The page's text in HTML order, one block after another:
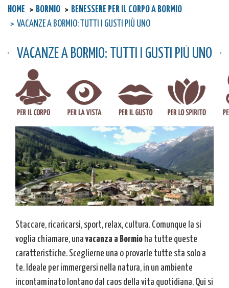
HOME BORMIO
BENESSERE PER IL CORPO A BORMIO
VACANZE A BORMIO: TUTTI I GUSTI PIÙ UNO
VACANZE A BORMIO: TUTTI I GUSTI PIÙ UNO
Staccare, ricaricarsi, sport, relax, cultura. Comunque la si
voglia chiamare, unavacanza a Bormio ha tutte queste
caratteristiche. Sceglierne una o provarle tutte sta solo a
te. Ideale per immergersi nella natura, in un ambiente
incontaminato lontano dal caos della vita quotidiana. Qui si